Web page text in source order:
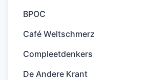
BPOC
Café Weltschmerz
Compleetdenkers
De Andere Krant